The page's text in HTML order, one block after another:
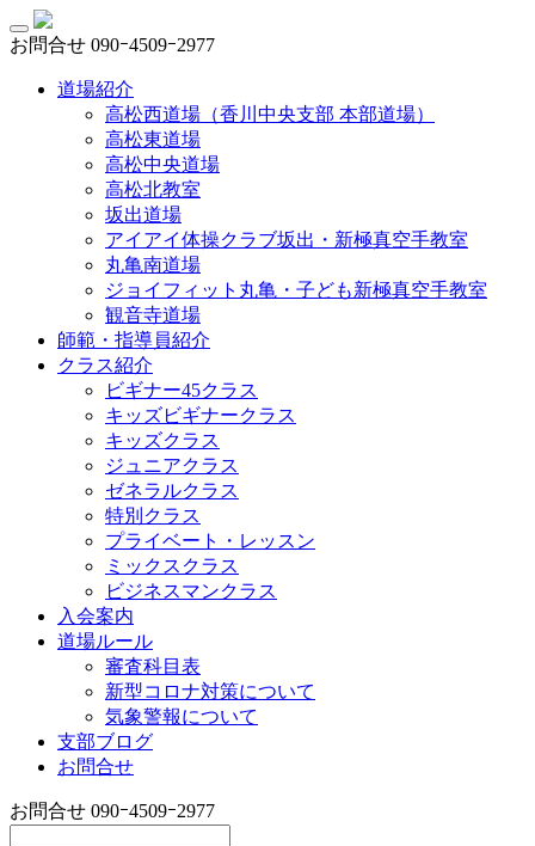
お問合せ 090ｰ4509ｰ2977
道場紹介
高松西道場（香川中央支部 本部道場）
高松東道場
高松中央道場
高松北教室
坂出道場
アイアイ体操クラブ坂出・新極真空手教室
丸亀南道場
ジョイフィット丸亀・子ども新極真空手教室
観音寺道場
師範・指導員紹介
クラス紹介
ビギナー45クラス
キッズビギナークラス
キッズクラス
ジュニアクラス
ゼネラルクラス
特別クラス
プライベート・レッスン
ミックスクラス
ビジネスマンクラス
入会案内
道場ルール
審査科目表
新型コロナ対策について
気象警報について
支部ブログ
お問合せ
お問合せ 090ｰ4509ｰ2977